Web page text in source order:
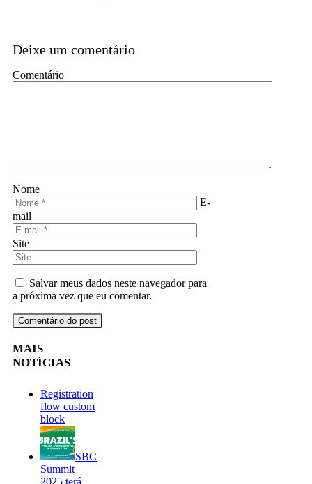
Deixe um comentário
Comentário
Nome
E-
mail
Site
Salvar meus dados neste navegador para
a próxima vez que eu comentar.
MAIS
NOTÍCIAS
Registration
flow custom
block
SBC
Summit